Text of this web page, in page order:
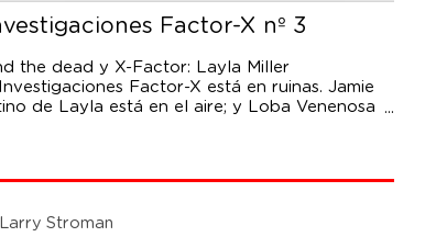
Factor-X nº 3
the dead y X-Factor: Layla Miller
Factor-X está en ruinas. Jamie
de Layla está en el aire; y Loba Venenosa
tendrán que recomponerse con rapidez,
Larry Stroman